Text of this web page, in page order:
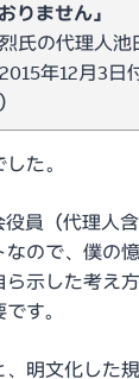
りません」
烈氏の代理人
年12月3日
た。
役員（代理人
ので、僕の
ら示した考え
す。
、明文化した